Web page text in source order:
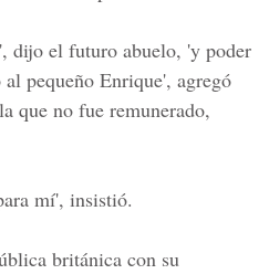
dijo el futuro abuelo, 'y poder
pequeño Enrique', agregó
que no fue remunerado,
mí', insistió.
británica con su